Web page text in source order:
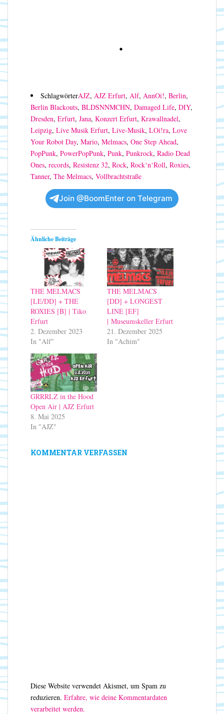
SchlagwörterAJZ, AJZ Erfurt, Alf, AnnOi!, Berlin,
Berlin Blackouts, BLDSNNMCHN, Damaged Life, DIY,
Dresden, Erfurt, Jana, Konzert Erfurt, Krawallnadel,
Leipzig, Live Musik Erfurt, Live-Musik, LOi!ra, Love
Your Robot Day, Mario, Melmacs, One Step Ahead,
PopPunk, PowerPopPunk, Punk, Punkrock, Radio Dead
Ones, records, Resistenz 32, Rock, Rock‘n‘Roll, Roxies,
Tanner, The Melmacs, Vollbrachtstraße
Join @BoomEnter on Telegram
Ähnliche Beiträge
THE MELMACS
[LE/DD] + THE
ROXIES [B] | Tiko
Erfurt
2. Dezember 2023
In "Alf"
THE MELMACS
[DD] + LONGEST
LINE [EF]
| Museumskeller Erfurt
21. Dezember 2025
In "Achim"
GRRRLZ in the Hood
Open Air | AJZ Erfurt
8. Mai 2025
In "AJZ"
KOMMENTAR VERFASSEN
Diese Website verwendet Akismet, um Spam zu
reduzieren. Erfahre, wie deine Kommentardaten
verarbeitet werden.